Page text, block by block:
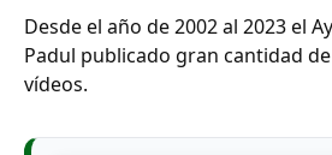
Desde el año de 2002 al 2023 el
Padul publicado gran cantidad
vídeos.